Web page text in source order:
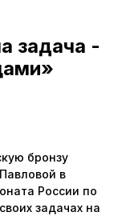
задача -
бронзу
в
России по
задачах на